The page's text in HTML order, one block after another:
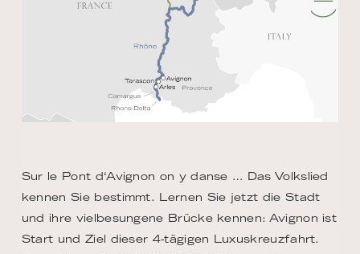
Sur le Pont d‘Avignon on y danse … Das Volkslied
kennen Sie bestimmt. Lernen Sie jetzt die Stadt
und ihre vielbesungene Brücke kennen: Avignon ist
Start und Ziel dieser 4-tägigen Luxuskreuzfahrt.